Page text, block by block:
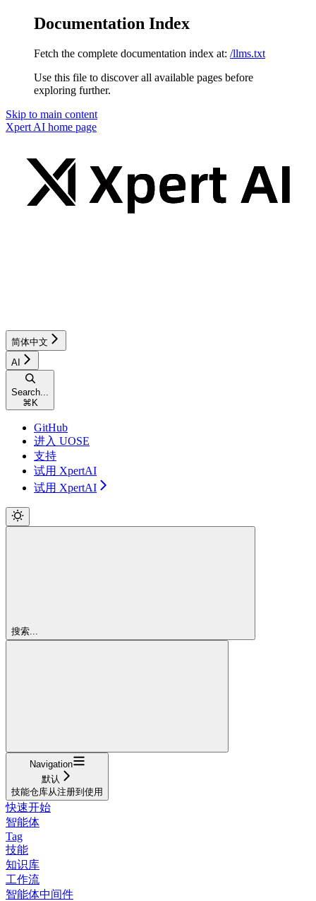
Documentation Index
Fetch the complete documentation index at: /llms.txt
Use this file to discover all available pages before
exploring further.
Skip to main content
Xpert AI home page
简体中文
AI
Search...
⌘ K
GitHub
进入 UOSE
支持
试用 XpertAI
试用 XpertAI
搜索...
Navigation
默认
技能仓库从注册到使用
快速开始
智能体
Tag
技能
知识库
工作流
智能体中间件